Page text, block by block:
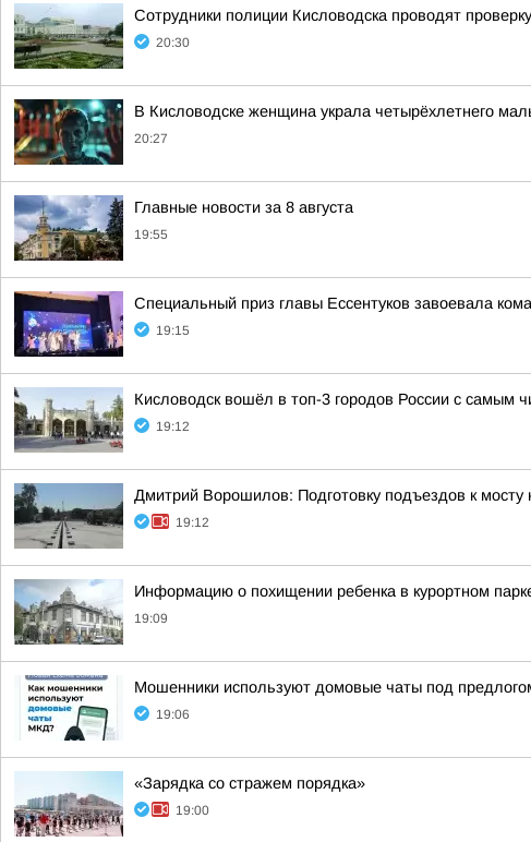
Сотрудники полиции Кисловодска проводят
20:30
В Кисловодске женщина украла четырёхлетнего
20:27
Главные новости за 8 августа
19:55
Специальный приз главы Ессентуков завоевала
19:15
Кисловодск вошёл в топ-3 городов России с самым
19:12
Дмитрий Ворошилов: Подготовку подъездов к мосту
19:12
Информацию о похищении ребенка в курортном
19:09
Мошенники используют домовые чаты под
19:06
«Зарядка со стражем порядка»
19:00